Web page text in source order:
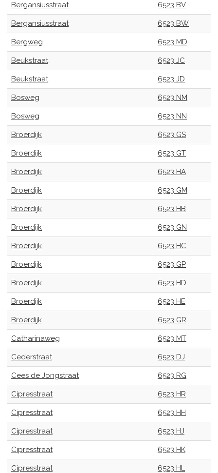
Bergansiusstraat 6523 BV
Bergansiusstraat 6523 BW
Bergweg 6523 MD
Beukstraat 6523 JC
Beukstraat 6523 JD
Bosweg 6523 NM
Bosweg 6523 NN
Broerdijk 6523 GS
Broerdijk 6523 GT
Broerdijk 6523 HA
Broerdijk 6523 GM
Broerdijk 6523 HB
Broerdijk 6523 GN
Broerdijk 6523 HC
Broerdijk 6523 GP
Broerdijk 6523 HD
Broerdijk 6523 HE
Broerdijk 6523 GR
Catharinaweg 6523 MT
Cederstraat 6523 DJ
Cees de Jongstraat 6523 RG
Cipresstraat 6523 HR
Cipresstraat 6523 HH
Cipresstraat 6523 HJ
Cipresstraat 6523 HK
Cipresstraat 6523 HL